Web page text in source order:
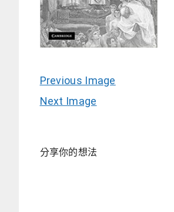
Previous Image
Next Image
分享你的想法